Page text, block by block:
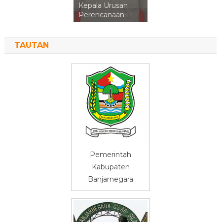
Kepala Urusan
Perencanaan
TAUTAN
Pemerintah
Kabupaten
Banjarnegara